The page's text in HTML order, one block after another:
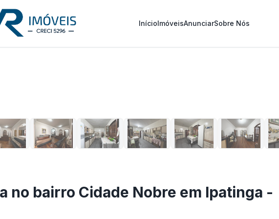
InícioImóveisAnunciarSobre Nós
no bairro Cidade Nobre em Ipatinga -